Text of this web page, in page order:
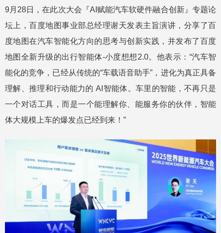
9月28日，在此次大会『AI赋能汽车软硬件融合创新』专题论
坛上，百度地图事业部总经理谢天发表主旨演讲，分享了百
度地图在汽车智能化方向的思考与创新实践，并发布了百度
地图全新升级的出行智能体-小度想想2.0。他表示：“汽车智
能化的竞争，已经从传统的“车载语音助手”，进化为真正具备
理解、推理和行动能力的 AI智能体。车里的智能，不再只是
一个对话工具，而是一个能理解你、能服务你的伙伴，智能
体大规模上车的爆发点已经到来！”